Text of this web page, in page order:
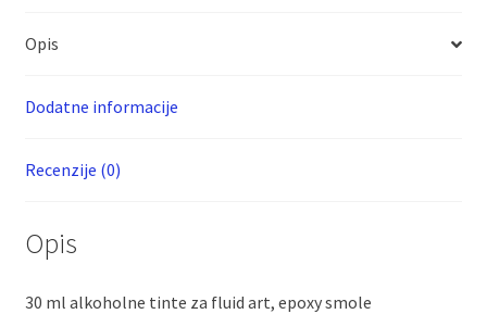
Opis
Dodatne informacije
Recenzije (0)
Opis
30 ml alkoholne tinte za fluid art, epoxy smole